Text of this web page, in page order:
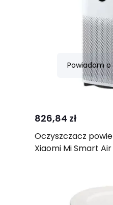
Porównaj
Powiadom
826,84 zł
Oczyszczacz
Xiaomi Mi Smart